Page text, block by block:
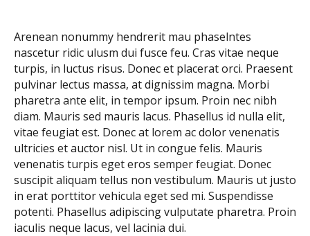
Arenean nonummy hendrerit mau phaselntes
nascetur ridic ulusm dui fusce feu. Cras vitae neque
turpis, in luctus risus. Donec et placerat orci. Praesent
pulvinar lectus massa, at dignissim magna. Morbi
pharetra ante elit, in tempor ipsum. Proin nec nibh
diam. Mauris sed mauris lacus. Phasellus id nulla elit,
vitae feugiat est. Donec at lorem ac dolor venenatis
ultricies et auctor nisl. Ut in congue felis. Mauris
venenatis turpis eget eros semper feugiat. Donec
suscipit aliquam tellus non vestibulum. Mauris ut justo
in erat porttitor vehicula eget sed mi. Suspendisse
potenti. Phasellus adipiscing vulputate pharetra. Proin
iaculis neque lacus, vel lacinia dui.